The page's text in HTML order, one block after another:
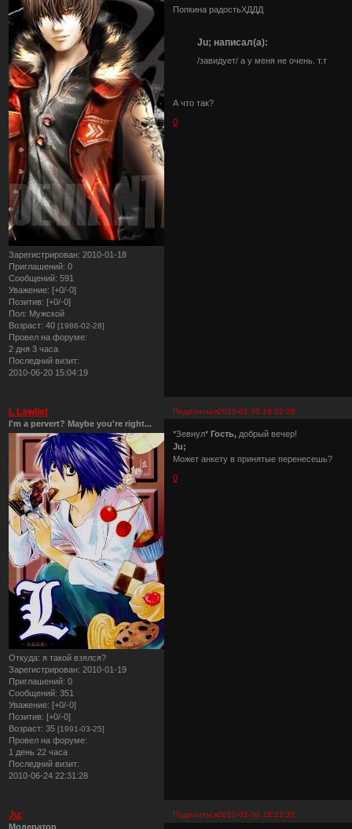
Зарегистрирован: 2010-01-18
Приглашений: 0
Сообщений: 591
Уважение: [+0/-0]
Позитив: [+0/-0]
Пол: Мужской
Возраст: 40 [1986-02-28]
Провел на форуме:
2 дня 3 часа
Последний визит:
2010-06-20 15:04:19
Попкина радостьХДДД
Ju; написал(а):
/завидует/ а у меня не очень. т.т
А что так?
0
Поделиться2010-01-30 18:22:26
L Lawliet
I'm a pervert? Maybe you're right...
Откуда: я такой взялся?
Зарегистрирован: 2010-01-19
Приглашений: 0
Сообщений: 351
Уважение: [+0/-0]
Позитив: [+0/-0]
Возраст: 35 [1991-03-25]
Провел на форуме:
1 день 22 часа
Последний визит:
2010-06-24 22:31:28
*Зевнул* Гость, добрый вечер!
Ju;
Может анкету в принятые перенесешь?
0
Поделиться2010-01-30 18:22:31
Ju;
Модератор